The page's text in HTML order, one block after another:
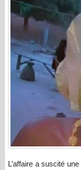
L’affaire a suscité une vive agitation. «Je l’ai tuée sous les yeux